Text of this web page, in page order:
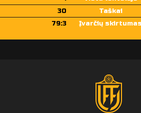
30
Taškai
79:3
Įvarčių skirtumas